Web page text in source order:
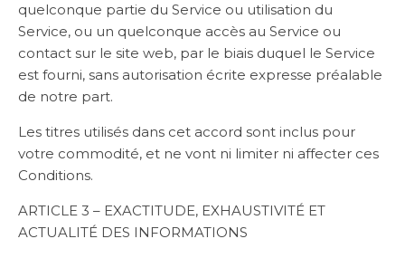
quelconque partie du Service ou utilisation du
Service, ou un quelconque accès au Service ou
contact sur le site web, par le biais duquel le Service
est fourni, sans autorisation écrite expresse préalable
de notre part.
Les titres utilisés dans cet accord sont inclus pour
votre commodité, et ne vont ni limiter ni affecter ces
Conditions.
ARTICLE 3 – EXACTITUDE, EXHAUSTIVITÉ ET
ACTUALITÉ DES INFORMATIONS